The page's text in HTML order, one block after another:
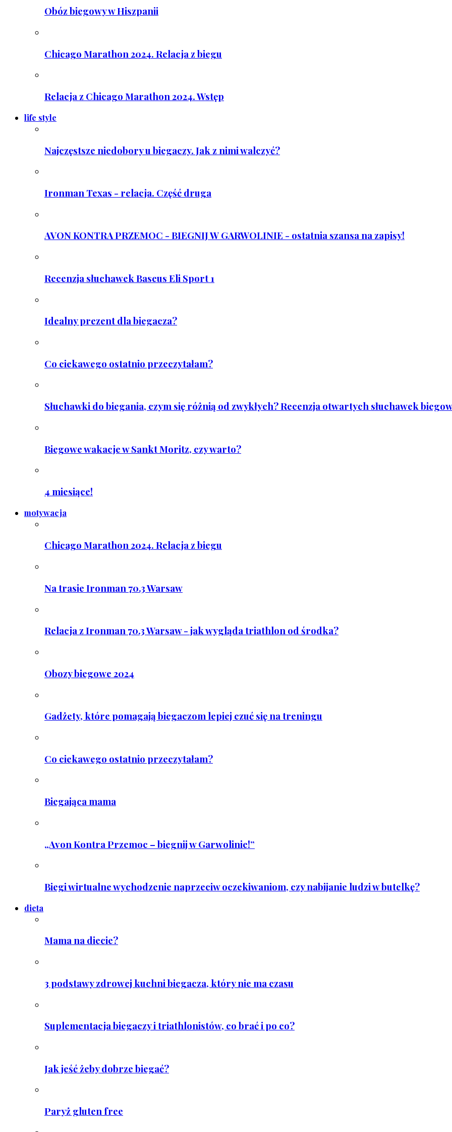
Obóz biegowy w Hiszpanii
Chicago Marathon 2024. Relacja z biegu
Relacja z Chicago Marathon 2024. Wstęp
life style
Najczęstsze niedobory u biegaczy. Jak z nimi walczyć?
Ironman Texas - relacja. Część druga
AVON KONTRA PRZEMOC - BIEGNIJ W GARWOLINIE - ostatnia szansa na zapisy!
Recenzja słuchawek Baseus Eli Sport 1
Idealny prezent dla biegacza?
Co ciekawego ostatnio przeczytałam?
Słuchawki do biegania, czym się różnią od zwykłych? Recenzja otwartych słuchawek
Biegowe wakacje w Sankt Moritz, czy warto?
4 miesiące!
motywacja
Chicago Marathon 2024. Relacja z biegu
Na trasie Ironman 70.3 Warsaw
Relacja z Ironman 70.3 Warsaw - jak wygląda triathlon od środka?
Obozy biegowe 2024
Gadżety, które pomagają biegaczom lepiej czuć się na treningu
Co ciekawego ostatnio przeczytałam?
Biegająca mama
„Avon Kontra Przemoc – biegnij w Garwolinie!”
Biegi wirtualne wychodzenie naprzeciw oczekiwaniom, czy nabijanie ludzi w butelkę?
dieta
Mama na diecie?
3 podstawy zdrowej kuchni biegacza, który nie ma czasu
Suplementacja biegaczy i triathlonistów, co brać i po co?
Jak jeść żeby dobrze biegać?
Paryż gluten free